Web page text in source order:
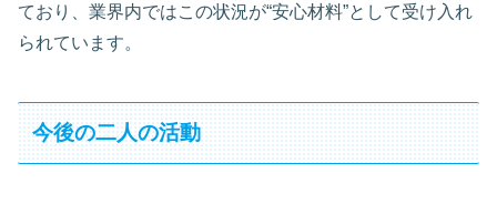
ており、業界内ではこの状況が“安心材料”として受け入れ
られています。
今後の二人の活動